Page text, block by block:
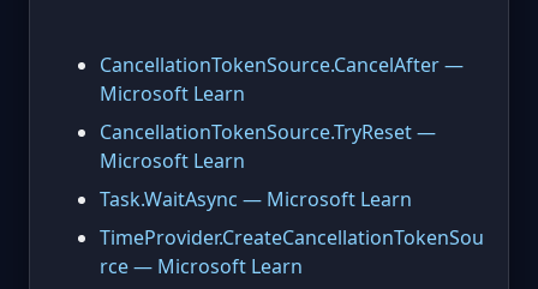
CancellationTokenSource.CancelAfter —
Microsoft Learn
CancellationTokenSource.TryReset —
Microsoft Learn
Task.WaitAsync — Microsoft Learn
TimeProvider.CreateCancellationTokenSou
rce — Microsoft Learn